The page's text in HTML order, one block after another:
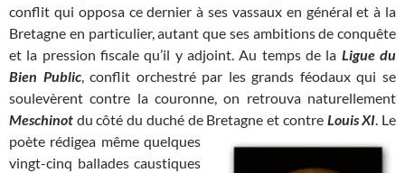
conflit qui opposa ce dernier à ses vassaux en général et à la
Bretagne en particulier, autant que ses ambitions de conquête
et la pression fiscale qu’il y adjoint. Au temps de la Ligue du
Bien Public, conflit orchestré par les grands féodaux qui se
soulevèrent contre la couronne, on retrouva naturellement
Meschinot du côté du duché de Bretagne et contre Louis XI. Le
poète rédigea même quelques
vingt-cinq ballades caustiques